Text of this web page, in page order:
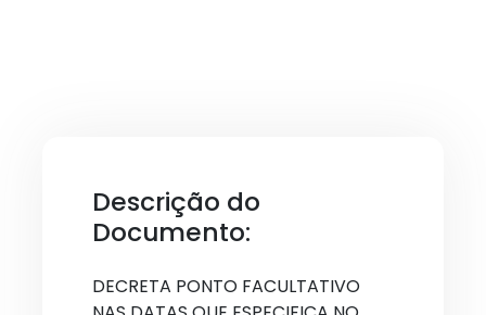
Descrição do
Documento:
DECRETA PONTO FACULTATIVO